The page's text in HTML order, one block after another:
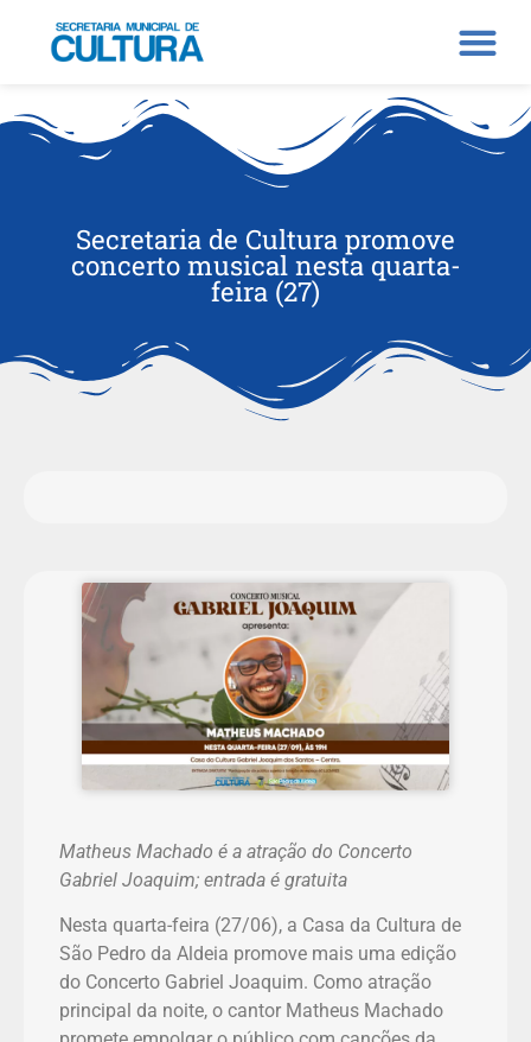
Secretaria de Cultura promove
concerto musical nesta quarta-
feira (27)
Matheus Machado é a atração do Concerto
Gabriel Joaquim; entrada é gratuita
Nesta quarta-feira (27/06), a Casa da Cultura de
São Pedro da Aldeia promove mais uma edição
do Concerto Gabriel Joaquim. Como atração
principal da noite, o cantor Matheus Machado